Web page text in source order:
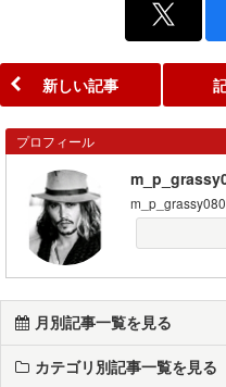
新しい記事
プロフィール
月別記事一覧を見る
カテゴリ別記事一覧を見る